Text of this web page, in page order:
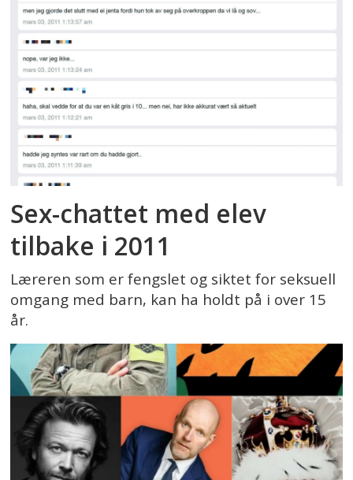
Sex-chattet med elev
tilbake i 2011
Læreren som er fengslet og siktet for seksuell
omgang med barn, kan ha holdt på i over 15
år.